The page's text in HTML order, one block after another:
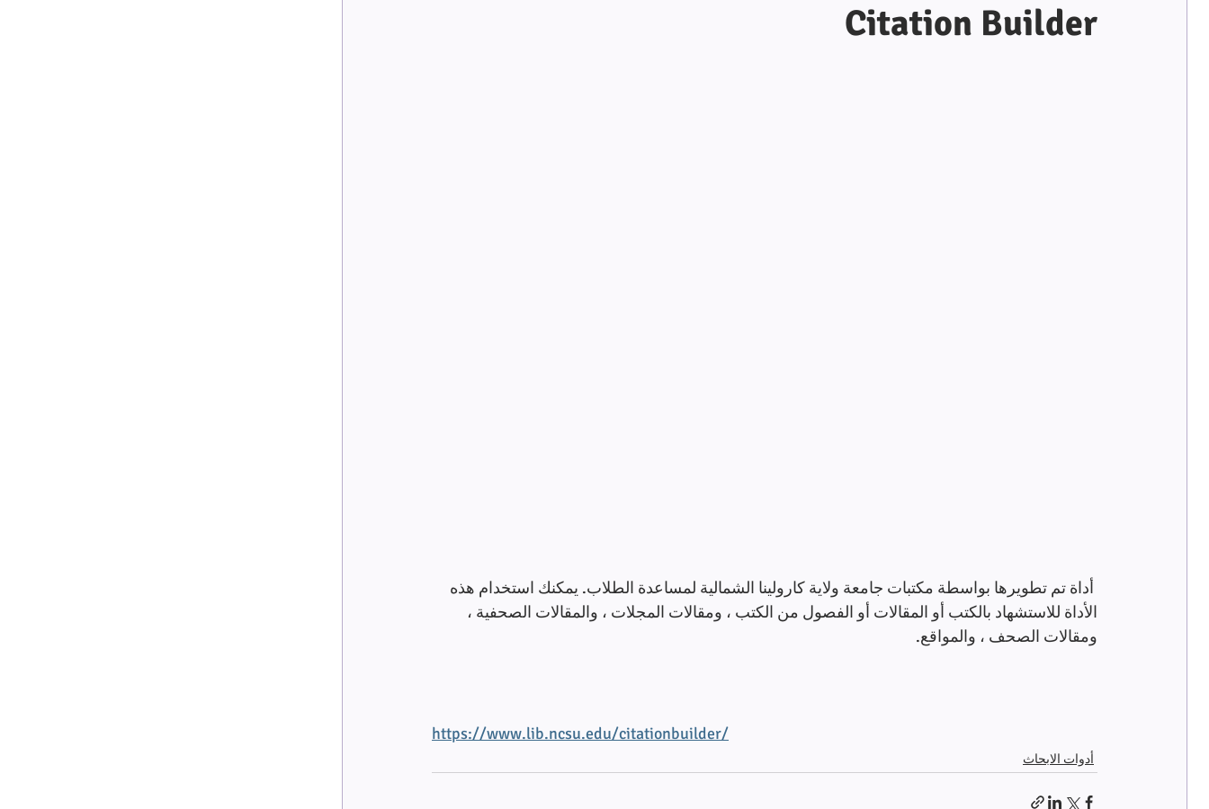
Citation Builder
أداة تم تطويرها بواسطة مكتبات جامعة ولاية كارولينا الشمالية لمساعدة الطلاب. يمكنك استخدام هذه
الأداة للاستشهاد بالكتب أو المقالات أو الفصول من الكتب ، ومقالات المجلات ، والمقالات الصحفية ،
ومقالات الصحف ، والمواقع.
https://www.lib.ncsu.edu/citationbuilder/
أدوات الابحاث